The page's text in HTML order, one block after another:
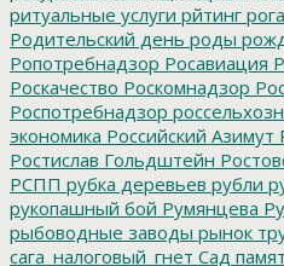
ритуальные услуги рйтинг
Родительский день роды
Ропотребнадзор Росавиация
Роскачество Роскомнадзор
Роспотребнадзор
экономика Российский Азимут
Ростислав Гольдштейн
РСПП рубка деревьев рубли
рукопашный бой Румянцева
рыбоводные заводы рынок
сага_налоговый_гнет Сад